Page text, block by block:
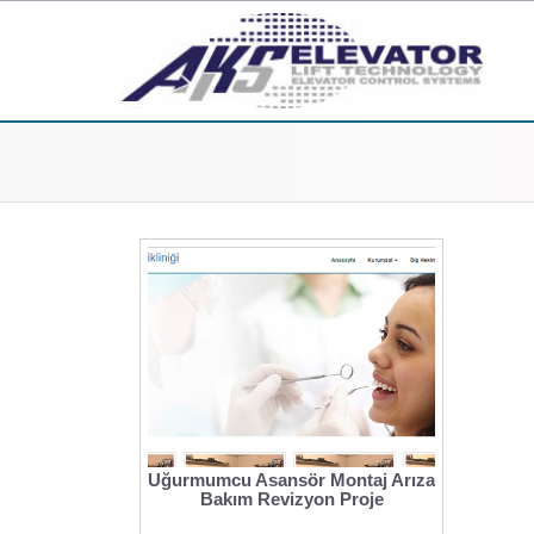
Uğurmumcu Asansör Montaj Arıza
Bakım Revizyon Proje